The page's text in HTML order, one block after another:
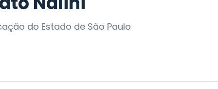
do Estado de São Paulo